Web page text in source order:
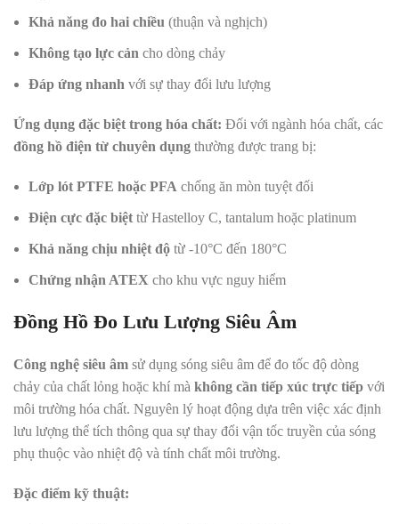
Khả năng đo hai chiều (thuận và nghịch)
Không tạo lực cản cho dòng chảy
Đáp ứng nhanh với sự thay đổi lưu lượng
Ứng dụng đặc biệt trong hóa chất: Đối với ngành hóa chất, các
đồng hồ điện từ chuyên dụng thường được trang bị:
Lớp lót PTFE hoặc PFA chống ăn mòn tuyệt đối
Điện cực đặc biệt từ Hastelloy C, tantalum hoặc platinum
Khả năng chịu nhiệt độ từ -10°C đến 180°C
Chứng nhận ATEX cho khu vực nguy hiểm
Đồng Hồ Đo Lưu Lượng Siêu Âm
Công nghệ siêu âm sử dụng sóng siêu âm để đo tốc độ dòng
chảy của chất lỏng hoặc khí mà không cần tiếp xúc trực tiếp với
môi trường hóa chất. Nguyên lý hoạt động dựa trên việc xác định
lưu lượng thể tích thông qua sự thay đổi vận tốc truyền của sóng
phụ thuộc vào nhiệt độ và tính chất môi trường.
Đặc điểm kỹ thuật: